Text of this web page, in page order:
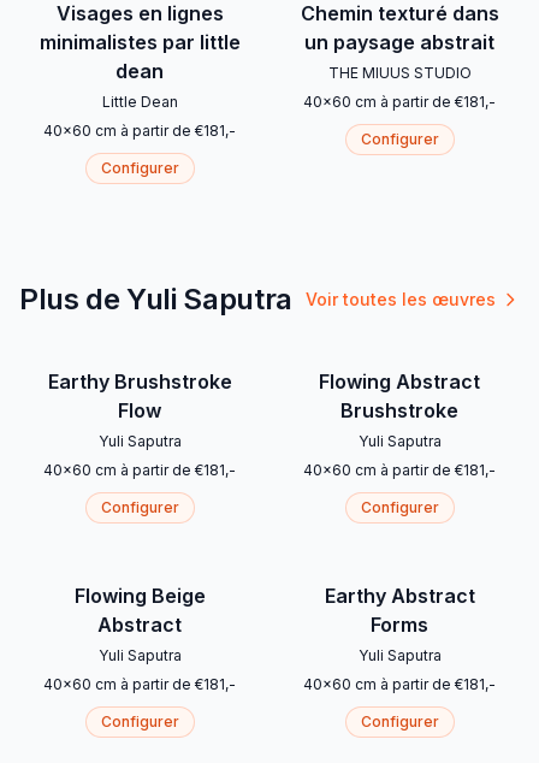
Visages en lignes
minimalistes par little
dean
Little Dean
40x60 cm à partir de €181,-
Configurer
Chemin texturé dans
un paysage abstrait
THE MIUUS STUDIO
40x60 cm à partir de €181,-
Configurer
Plus de Yuli Saputra Voir toutes les œuvres
Earthy Brushstroke
Flow
Yuli Saputra
40x60 cm à partir de €181,-
Configurer
Flowing Abstract
Brushstroke
Yuli Saputra
40x60 cm à partir de €181,-
Configurer
Flowing Beige
Abstract
Yuli Saputra
40x60 cm à partir de €181,-
Configurer
Earthy Abstract
Forms
Yuli Saputra
40x60 cm à partir de €181,-
Configurer